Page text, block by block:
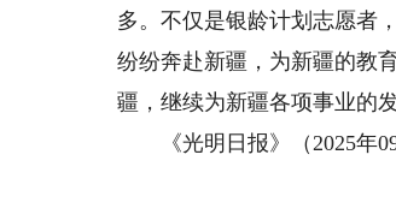
多。不仅是银龄计划志愿者
纷纷奔赴新疆，为新疆的教
疆，继续为新疆各项事业的
《光明日报》（2025年09